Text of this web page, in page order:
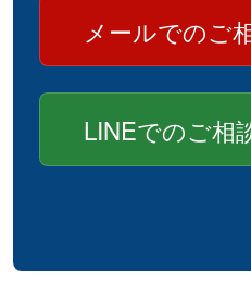
メールでのご
LINEでのご相